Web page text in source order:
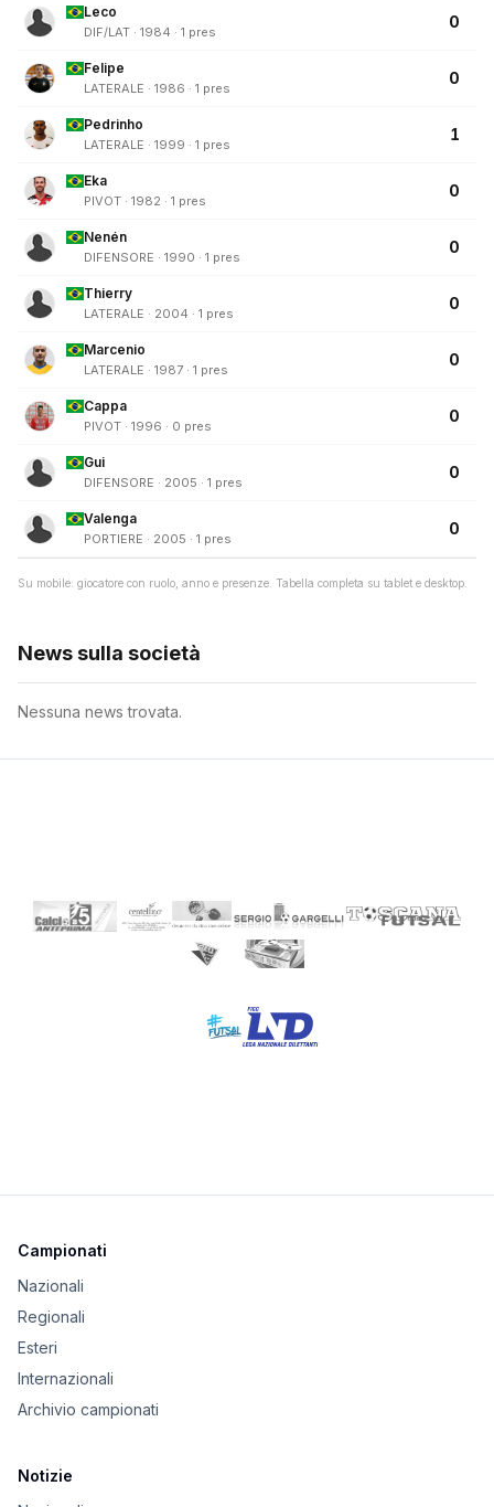
Leco
DIF/LAT · 1984 · 1 pres
0
Felipe
LATERALE · 1986 · 1 pres
0
Pedrinho
LATERALE · 1999 · 1 pres
1
Eka
PIVOT · 1982 · 1 pres
0
Nenén
DIFENSORE · 1990 · 1 pres
0
Thierry
LATERALE · 2004 · 1 pres
0
Marcenio
LATERALE · 1987 · 1 pres
0
Cappa
PIVOT · 1996 · 0 pres
0
Gui
DIFENSORE · 2005 · 1 pres
0
Valenga
PORTIERE · 2005 · 1 pres
0
Su mobile: giocatore con ruolo, anno e presenze. Tabella completa su tablet e desktop.
News sulla società
Nessuna news trovata.
Campionati
Nazionali
Regionali
Esteri
Internazionali
Archivio campionati
Notizie